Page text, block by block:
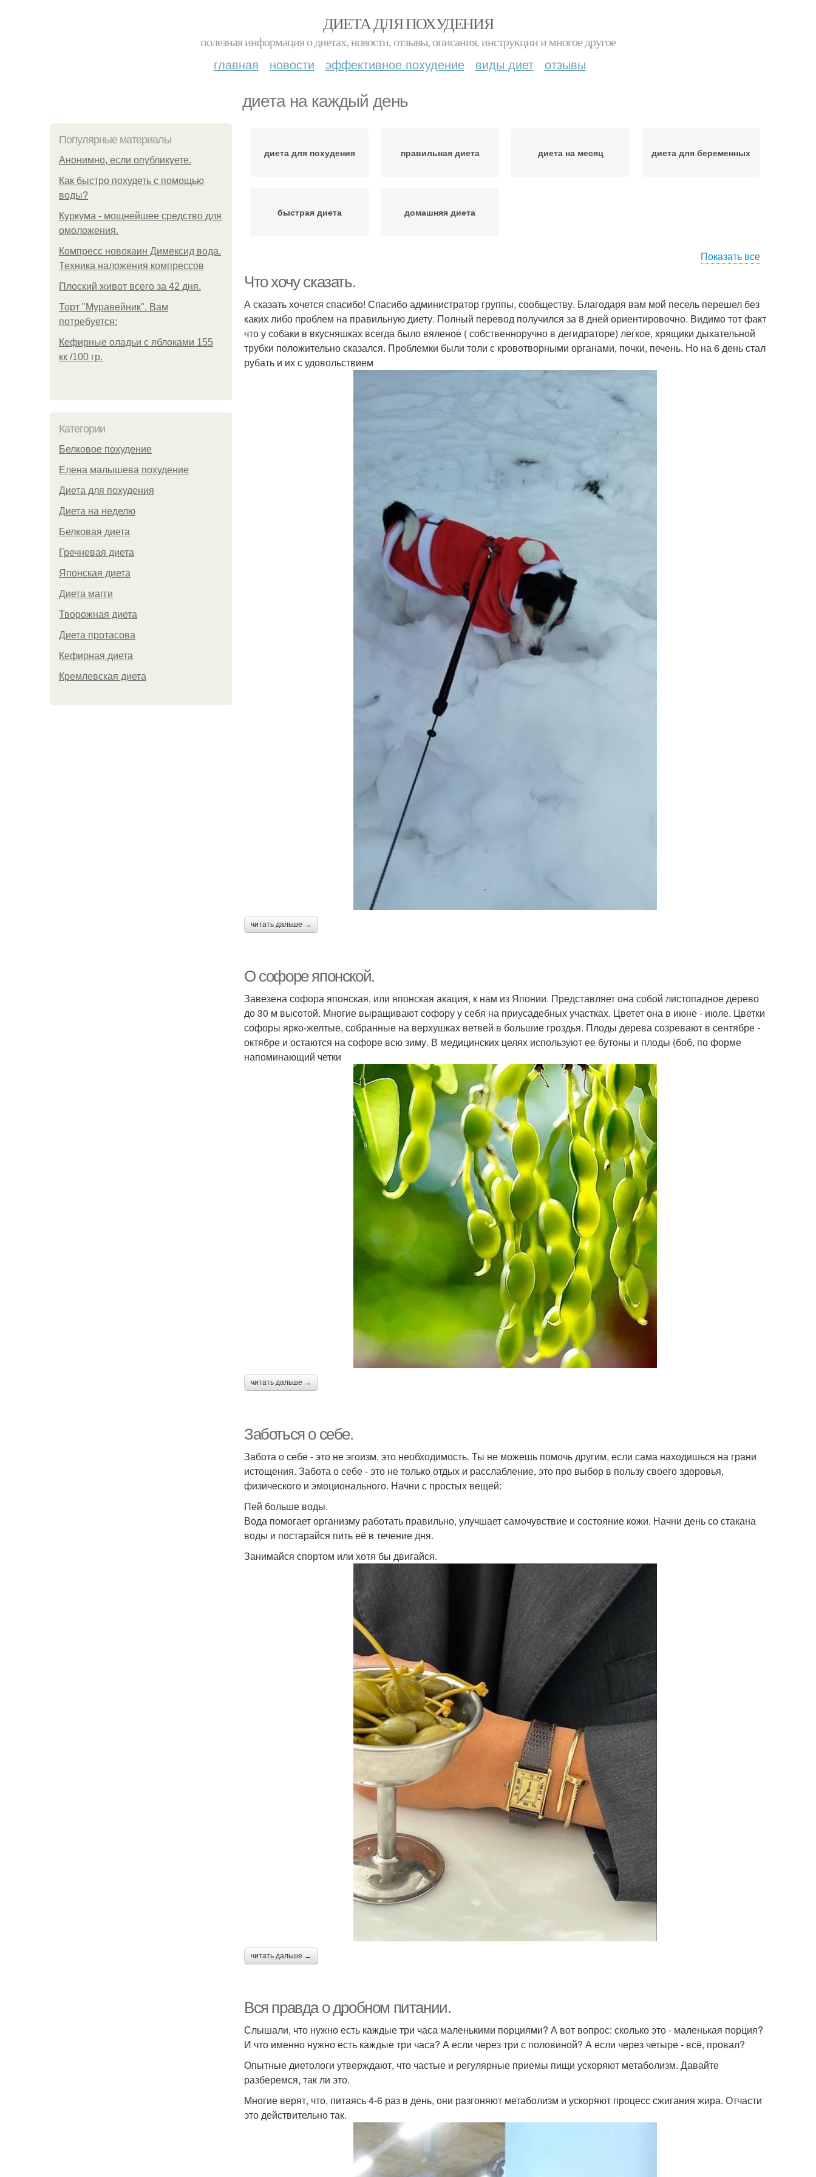
ДИЕТА ДЛЯ ПОХУДЕНИЯ
полезная информация о диетах, новости, отзывы, описания, инструкции и многое другое
главная новости эффективное похудение виды диет отзывы
диета на каждый день
Популярные материалы
Анонимно, если опубликуете.
Как быстро похудеть с помощью
воды?
Куркума - мощнейшее средство для
омоложения.
Компресс новокаин Димексид вода.
Техника наложения компрессов
Плоский живот всего за 42 дня.
Торт "Муравейник". Вам
потребуется:
Кефирные оладьи с яблоками 155
кк /100 гр.
Категории
Белковое похудение
Елена малышева похудение
Диета для похудения
Диета на неделю
Белковая диета
Гречневая диета
Японская диета
Диета магги
Творожная диета
Диета протасова
Кефирная диета
Кремлевская диета
диета для похудения правильная диета диета на месяц диета для беременных
быстрая диета домашняя диета
Показать все
Что хочу сказать.
А сказать хочется спасибо! Спасибо администратор группы, сообществу. Благодаря вам мой песель перешел без
каких либо проблем на правильную диету. Полный перевод получился за 8 дней ориентировочно. Видимо тот факт
что у собаки в вкусняшках всегда было вяленое ( собственноручно в дегидраторе) легкое, хрящики дыхательной
трубки положительно сказался. Проблемки были толи с кровотворными органами, почки, печень. Но на 6 день стал
рубать и их с удовольствием
читать дальше →
О софоре японской.
Завезена софора японская, или японская акация, к нам из Японии. Представляет она собой листопадное дерево
до 30 м высотой. Многие выращивают софору у себя на приусадебных участках. Цветет она в июне - июле. Цветки
софоры ярко-желтые, собранные на верхушках ветвей в большие гроздья. Плоды дерева созревают в сентябре -
октябре и остаются на софоре всю зиму. В медицинских целях используют ее бутоны и плоды (боб, по форме
напоминающий четки
читать дальше →
Заботься о себе.
Забота о себе - это не эгоизм, это необходимость. Ты не можешь помочь другим, если сама находишься на грани
истощения. Забота о себе - это не только отдых и расслабление, это про выбор в пользу своего здоровья,
физического и эмоционального. Начни с простых вещей:
Пей больше воды.
Вода помогает организму работать правильно, улучшает самочувствие и состояние кожи. Начни день со стакана
воды и постарайся пить её в течение дня.
Занимайся спортом или хотя бы двигайся.
читать дальше →
Вся правда о дробном питании.
Слышали, что нужно есть каждые три часа маленькими порциями? А вот вопрос: сколько это - маленькая порция?
И что именно нужно есть каждые три часа? А если через три с половиной? А если через четыре - всё, провал?
Опытные диетологи утверждают, что частые и регулярные приемы пищи ускоряют метаболизм. Давайте
разберемся, так ли это.
Многие верят, что, питаясь 4-6 раз в день, они разгоняют метаболизм и ускоряют процесс сжигания жира. Отчасти
это действительно так.